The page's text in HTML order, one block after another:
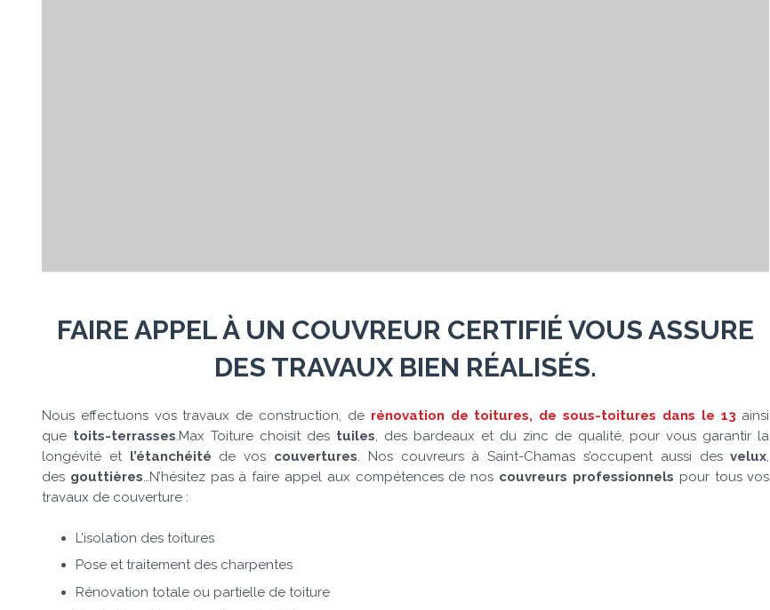
FAIRE APPEL À UN COUVREUR CERTIFIÉ VOUS ASSURE
DES TRAVAUX BIEN RÉALISÉS.
Nous effectuons vos travaux de construction, de rénovation de toitures, de sous-toitures dans le 13 ainsi
que toits-terrasses.Max Toiture choisit des tuiles, des bardeaux et du zinc de qualité, pour vous garantir la
longévité et l’étanchéité de vos couvertures. Nos couvreurs à Saint-Chamas s’occupent aussi desvelux,
des gouttières…N’hésitez pas à faire appel aux compétences de nos couvreurs professionnels pour tous vos
travaux de couverture :
L’isolation des toitures
Pose et traitement des charpentes
Rénovation totale ou partielle de toiture